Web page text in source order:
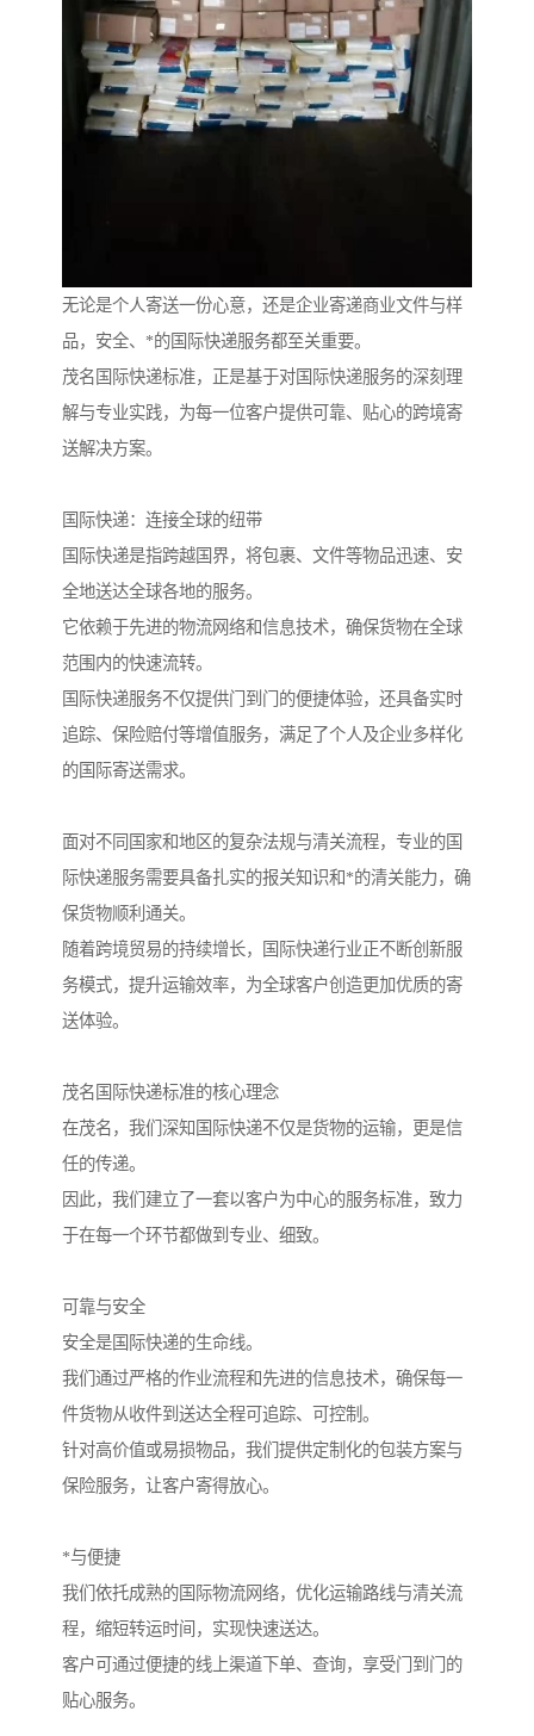
无论是个人寄送一份心意，还是企业寄递商业文件与样
品，安全、*的国际快递服务都至关重要。
茂名国际快递标准，正是基于对国际快递服务的深刻理
解与专业实践，为每一位客户提供可靠、贴心的跨境寄
送解决方案。
国际快递：连接全球的纽带
国际快递是指跨越国界，将包裹、文件等物品迅速、安
全地送达全球各地的服务。
它依赖于先进的物流网络和信息技术，确保货物在全球
范围内的快速流转。
国际快递服务不仅提供门到门的便捷体验，还具备实时
追踪、保险赔付等增值服务，满足了个人及企业多样化
的国际寄送需求。
面对不同国家和地区的复杂法规与清关流程，专业的国
际快递服务需要具备扎实的报关知识和*的清关能力，确
保货物顺利通关。
随着跨境贸易的持续增长，国际快递行业正不断创新服
务模式，提升运输效率，为全球客户创造更加优质的寄
送体验。
茂名国际快递标准的核心理念
在茂名，我们深知国际快递不仅是货物的运输，更是信
任的传递。
因此，我们建立了一套以客户为中心的服务标准，致力
于在每一个环节都做到专业、细致。
可靠与安全
安全是国际快递的生命线。
我们通过严格的作业流程和先进的信息技术，确保每一
件货物从收件到送达全程可追踪、可控制。
针对高价值或易损物品，我们提供定制化的包装方案与
保险服务，让客户寄得放心。
*与便捷
我们依托成熟的国际物流网络，优化运输路线与清关流
程，缩短转运时间，实现快速送达。
客户可通过便捷的线上渠道下单、查询，享受门到门的
贴心服务。